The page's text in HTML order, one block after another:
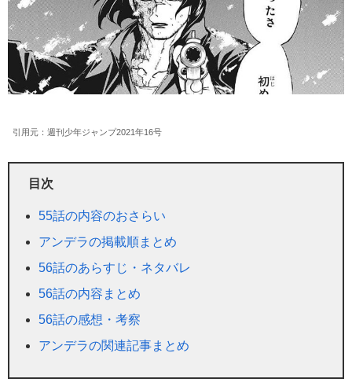
引用元：週刊少年ジャンプ2021年16号
目次
55話の内容のおさらい
アンデラの掲載順まとめ
56話のあらすじ・ネタバレ
56話の内容まとめ
56話の感想・考察
アンデラの関連記事まとめ